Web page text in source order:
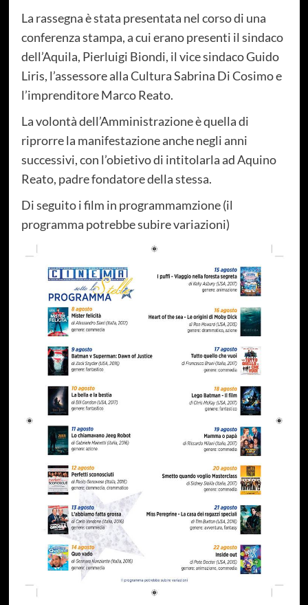
La rassegna è stata presentata nel corso di una
conferenza stampa, a cui erano presenti il sindaco
dell’Aquila, Pierluigi Biondi, il vice sindaco Guido
Liris, l’assessore alla Cultura Sabrina Di Cosimo e
l’imprenditore Marco Reato.
La volontà dell’Amministrazione è quella di
riprorre la manifestazione anche negli anni
successivi, con l’obietivo di intitolarla ad Aquino
Reato, padre fondatore della stessa.
Di seguito i film in programmamzione (il
programma potrebbe subire variazioni)